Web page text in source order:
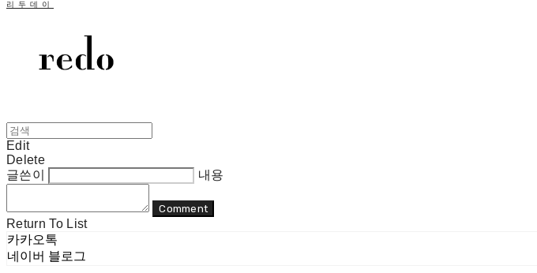
리두데이
Edit
Delete
글쓴이
내용
Comment
Return To List
카카오톡
네이버 블로그